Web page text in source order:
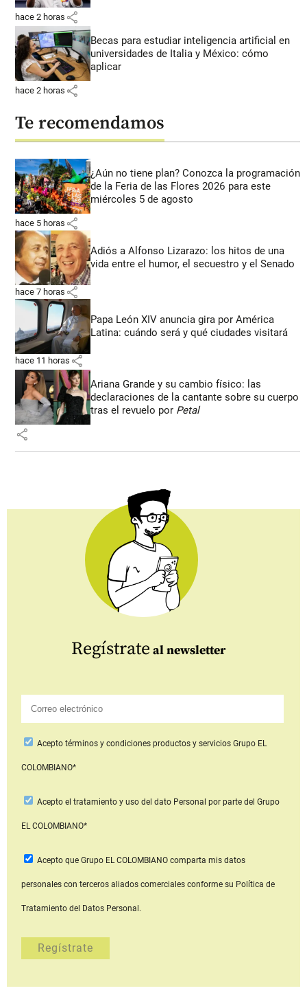
hace 2 horas share
Becas para estudiar inteligencia artificial en
universidades de Italia y México: cómo
aplicar
hace 2 horas share
Te recomendamos
¿Aún no tiene plan? Conozca la programación
de la Feria de las Flores 2026 para este
miércoles 5 de agosto
hace 5 horas share
Adiós a Alfonso Lizarazo: los hitos de una
vida entre el humor, el secuestro y el Senado
hace 7 horas share
Papa León XIV anuncia gira por América
Latina: cuándo será y qué ciudades visitará
hace 11 horas share
Ariana Grande y su cambio físico: las
declaraciones de la cantante sobre su cuerpo
tras el revuelo por Petal
share
Regístrate al newsletter
Aceptotérminos y condiciones productos y serviciosGrupo EL
COLOMBIANO*
Acepto el tratamiento y uso del dato Personal por parte del Grupo
EL COLOMBIANO*
Acepto que Grupo EL COLOMBIANOcomparta mis datos
personales con terceros aliados comerciales conforme su Política de
Tratamiento del Datos Personal.